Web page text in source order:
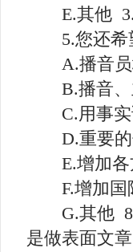
E.其他
5.您还希望
A.播音
B.播音
C.用事实
D.重要的
E.增加各
F.增
G.其他
是做表面文章